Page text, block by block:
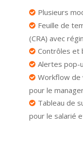
Plusieurs
Feuille de
(CRA) avec
Contrôles et
Alertes pop-
Workflow de
pour le
Tableau de
pour le salarié